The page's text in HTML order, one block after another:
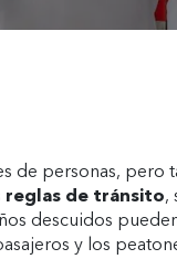
de personas, pero
reglas de tránsito,
descuidos
y los